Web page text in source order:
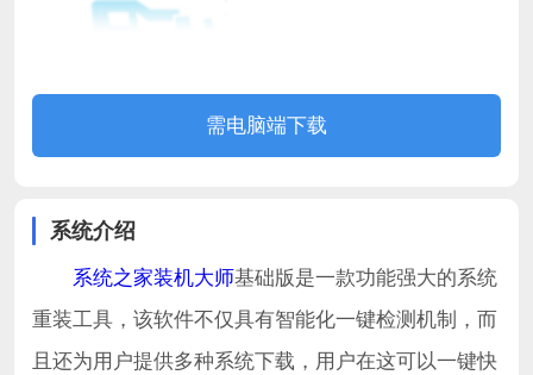
需电脑端下载
系统介绍
系统之家装机大师基础版是一款功能强大的系统
重装工具，该软件不仅具有智能化一键检测机制，而
且还为用户提供多种系统下载，用户在这可以一键快